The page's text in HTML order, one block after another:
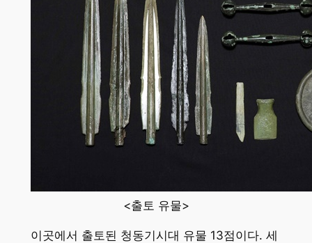
<출토 유물>
이곳에서 출토된 청동기시대 유물 13점이다. 세